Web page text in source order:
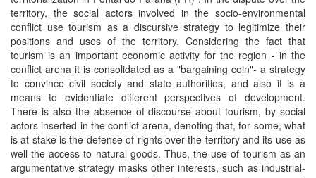
territory, the social actors involved in the socio-environmental
conflict use tourism as a discursive strategy to legitimize their
positions and uses of the territory. Considering the fact that
tourism is an important economic activity for the region - in the
conflict arena it is consolidated as a "bargaining coin"- a strategy
to convince civil society and state authorities, and also it is a
means to evidentiate different perspectives of development.
There is also the absence of discourse about tourism, by social
actors inserted in the conflict arena, denoting that, for some, what
is at stake is the defense of rights over the territory and its use as
well the access to natural goods. Thus, the use of tourism as an
argumentative strategy masks other interests, such as industrial-